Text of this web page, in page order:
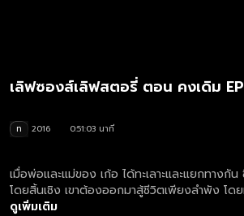
เลิฟซองส์เลิฟสตอรี่ ตอน คงเดิม
ท 2016
0:51:03 นาที
เมื่อพ่อและแม่ของ เก้อ ได้ทะเลาะและแยกทางกัน ชีวิตของเขาเปลี่ยนไป
โดยสิ้นเชิง เขาต้องออกมาสู้ชีวิตเพียงลำพัง โด
พูดดีๆกับเขาเลยสักครั้งเดียว แต่กลับเกิดปัญหาบ
ดูเพิ่มเติม